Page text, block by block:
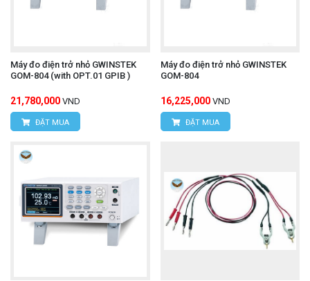
Máy đo điện trở nhỏ GWINSTEK
GOM-804 (with OPT.01 GPIB )
21,780,000 VND
ĐẶT MUA
Máy đo điện trở nhỏ GWINSTEK
GOM-804
16,225,000 VND
ĐẶT MUA